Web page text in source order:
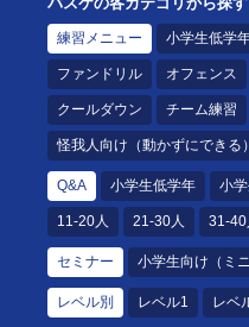
練習メニュー 小学生低学
ファンドリル オフェンス
クールダウン チーム練習
怪我人向け（動かずにできる）
Q&A 小学生低学年 小
11-20人 21-30人 31-40
セミナー 小学生向け（ミニ
レベル別 レベル1 レベ